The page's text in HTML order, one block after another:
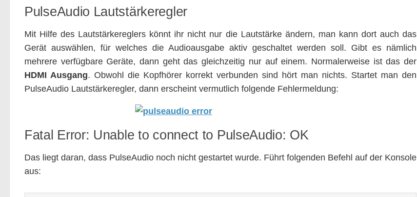
PulseAudio Lautstärkeregler
Mit Hilfe des Lautstärkereglers könnt ihr nicht nur die Lautstärke ändern, man kann dort auch das
Gerät auswählen, für welches die Audioausgabe aktiv geschaltet werden soll. Gibt es nämlich
mehrere verfügbare Geräte, dann geht das gleichzeitig nur auf einem. Normalerweise ist das der
HDMI Ausgang. Obwohl die Kopfhörer korrekt verbunden sind hört man nichts. Startet man den
PulseAudio Lautstärkeregler, dann erscheint vermutlich folgende Fehlermeldung:
Fatal Error: Unable to connect to PulseAudio: OK
Das liegt daran, dass PulseAudio noch nicht gestartet wurde. Führt folgenden Befehl auf der Konsole
aus: